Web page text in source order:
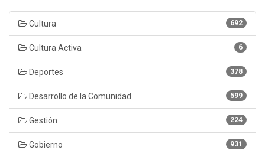
692
Cultura
6
Cultura Activa
378
Deportes
599
Desarrollo de la Comunidad
224
Gestión
931
Gobierno